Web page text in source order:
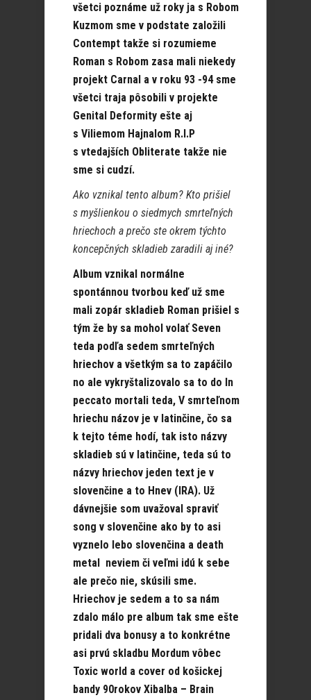
všetci poznáme už roky ja s Robom
Kuzmom sme v podstate založili
Contempt takže si rozumieme
Roman s Robom zasa mali niekedy
projekt Carnal a v roku 93 -94 sme
všetci traja pôsobili v projekte
Genital Deformity ešte aj
s Viliemom Hajnalom R.I.P
s vtedajších Obliterate takže nie
sme si cudzí.
Ako vznikal tento album? Kto prišiel
s myšlienkou o siedmych smrteľných
hriechoch a prečo ste okrem týchto
koncepčných skladieb zaradili aj iné?
Album vznikal normálne
spontánnou tvorbou keď už sme
mali zopár skladieb Roman prišiel s
tým že by sa mohol volať Seven
teda podľa sedem smrteľných
hriechov a všetkým sa to zapáčilo
no ale vykryštalizovalo sa to do In
peccato mortali teda, V smrteľnom
hriechu názov je v latinčine, čo sa
k tejto téme hodí, tak isto názvy
skladieb sú v latinčine, teda sú to
názvy hriechov jeden text je v
slovenčine a to Hnev (IRA). Už
dávnejšie som uvažoval spraviť
song v slovenčine ako by to asi
vyznelo lebo slovenčina a death
metal neviem či veľmi idú k sebe
ale prečo nie, skúsili sme.
Hriechov je sedem a to sa nám
zdalo málo pre album tak sme ešte
pridali dva bonusy a to konkrétne
asi prvú skladbu Mordum vôbec
Toxic world a cover od košickej
bandy 90rokov Xibalba – Brain